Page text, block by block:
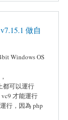
做自
Windows OS
都可以運行
才能運行
行，因為 php